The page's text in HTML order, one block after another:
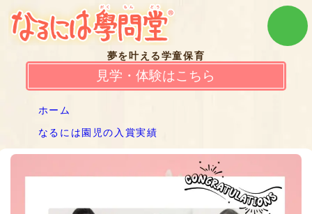
夢を叶える学童保育
見学・体験はこちら
ホーム
なるには園児の入賞実績